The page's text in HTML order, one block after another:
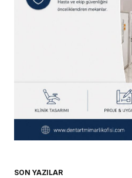
SON YAZILAR